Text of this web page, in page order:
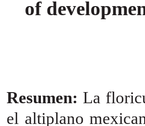
of
Resumen: La
el altiplano